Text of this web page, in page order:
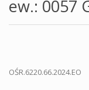
ew.: 0057
OŚR.6220.66.2024.EO